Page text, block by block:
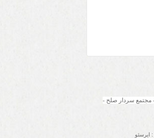
: ایرسئو